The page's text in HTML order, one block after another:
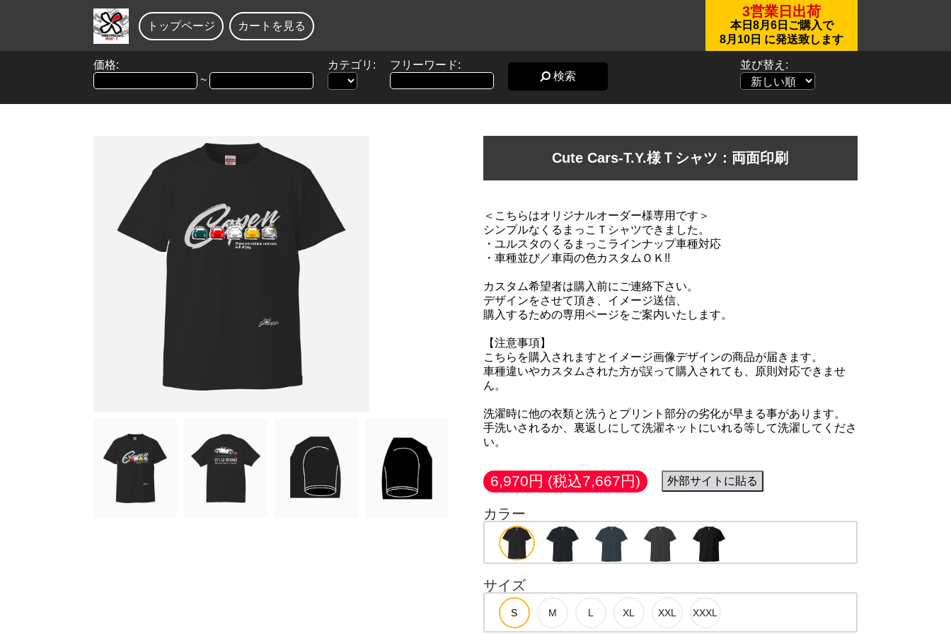
トップページ カートを見る
3営業日出荷
本日 8月6日 ご購入で
8月10日 に発送致します
価格:
~
カテゴリ:
フリーワード:
検索
並び替え:
Cute Cars-T.Y.様Ｔシャツ：両面印刷
＜こちらはオリジナルオーダー様専用です＞
シンプルなくるまっこＴシャツできました。
・ユルスタのくるまっこラインナップ車種対応
・車種並び／車両の色カスタムＯＫ!!
カスタム希望者は購入前にご連絡下さい。
デザインをさせて頂き、イメージ送信、
購入するための専用ページをご案内いたします。
【注意事項】
こちらを購入されますとイメージ画像デザインの商品が届きます。
車種違いやカスタムされた方が誤って購入されても、原則対応できませ
ん。
洗濯時に他の衣類と洗うとプリント部分の劣化が早まる事があります。
手洗いされるか、裏返しにして洗濯ネットにいれる等して洗濯してくださ
い。
6,970円 (税込7,667円) 外部サイトに貼る
カラー
サイズ